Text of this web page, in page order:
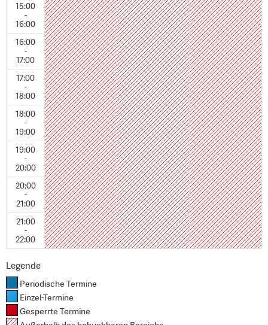
15:00
-
16:00
16:00
-
17:00
17:00
-
18:00
18:00
-
19:00
19:00
-
20:00
20:00
-
21:00
21:00
-
22:00
Legende
Periodische Termine
Einzel-Termine
Gesperrte Termine